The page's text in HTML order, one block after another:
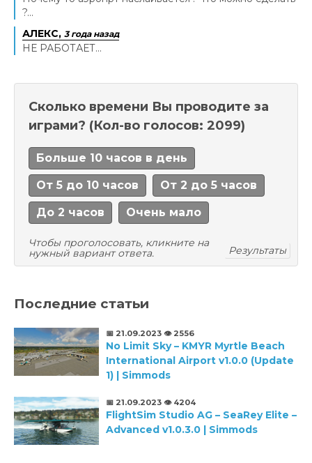
?...
АЛЕКС, 3 года назад
НЕ РАБОТАЕТ...
Сколько времени Вы проводите за
играми? (Кол-во голосов: 2099)
Больше 10 часов в день
От 5 до 10 часов От 2 до 5 часов
До 2 часов Очень мало
Чтобы проголосовать, кликните на
нужный вариант ответа.
Результаты
Последние статьи
📅 21.09.2023 👁️ 2556
No Limit Sky – KMYR Myrtle Beach
International Airport v1.0.0 (Update
1) | Simmods
📅 21.09.2023 👁️ 4204
FlightSim Studio AG – SeaRey Elite –
Advanced v1.0.3.0 | Simmods